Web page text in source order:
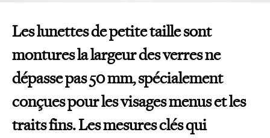
Les lunettes de petite taille sont
montures la largeur des verres ne
dépasse pas 50 mm, spécialement
conçues pour les visages menus et les
traits fins. Les mesures clés qui